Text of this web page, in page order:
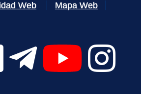
Web Mapa Web
Digital UVa (se abrirá en una nueva
Twitter Digital UVa (se abrirá en una
Telegram Digital UVa (se
YouTube Digital